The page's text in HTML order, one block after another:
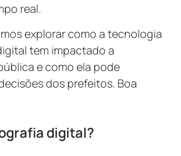
real.
explorar como a tecnologia
tem impactado a
e como ela pode
dos prefeitos. Boa
digital?